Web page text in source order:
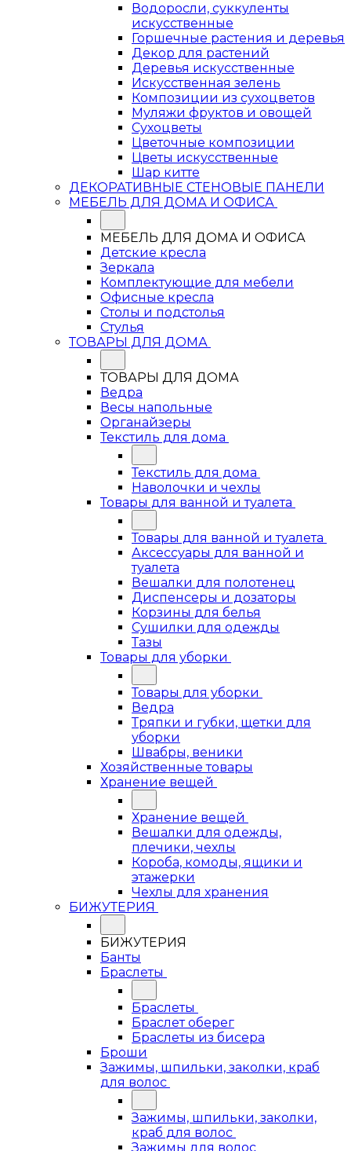
Водоросли, суккуленты
искусственные
Горшечные растения и деревья
Декор для растений
Деревья искусственные
Искусственная зелень
Композиции из сухоцветов
Муляжи фруктов и овощей
Сухоцветы
Цветочные композиции
Цветы искусственные
Шар китте
ДЕКОРАТИВНЫЕ СТЕНОВЫЕ ПАНЕЛИ
МЕБЕЛЬ ДЛЯ ДОМА И ОФИСА
МЕБЕЛЬ ДЛЯ ДОМА И ОФИСА
Детские кресла
Зеркала
Комплектующие для мебели
Офисные кресла
Столы и подстолья
Стулья
ТОВАРЫ ДЛЯ ДОМА
ТОВАРЫ ДЛЯ ДОМА
Ведра
Весы напольные
Органайзеры
Текстиль для дома
Текстиль для дома
Наволочки и чехлы
Товары для ванной и туалета
Товары для ванной и туалета
Аксессуары для ванной и
туалета
Вешалки для полотенец
Диспенсеры и дозаторы
Корзины для белья
Сушилки для одежды
Тазы
Товары для уборки
Товары для уборки
Ведра
Тряпки и губки, щетки для
уборки
Швабры, веники
Хозяйственные товары
Хранение вещей
Хранение вещей
Вешалки для одежды,
плечики, чехлы
Короба, комоды, ящики и
этажерки
Чехлы для хранения
БИЖУТЕРИЯ
БИЖУТЕРИЯ
Банты
Браслеты
Браслеты
Браслет оберег
Браслеты из бисера
Броши
Зажимы, шпильки, заколки, краб
для волос
Зажимы, шпильки, заколки,
краб для волос
Зажимы для волос